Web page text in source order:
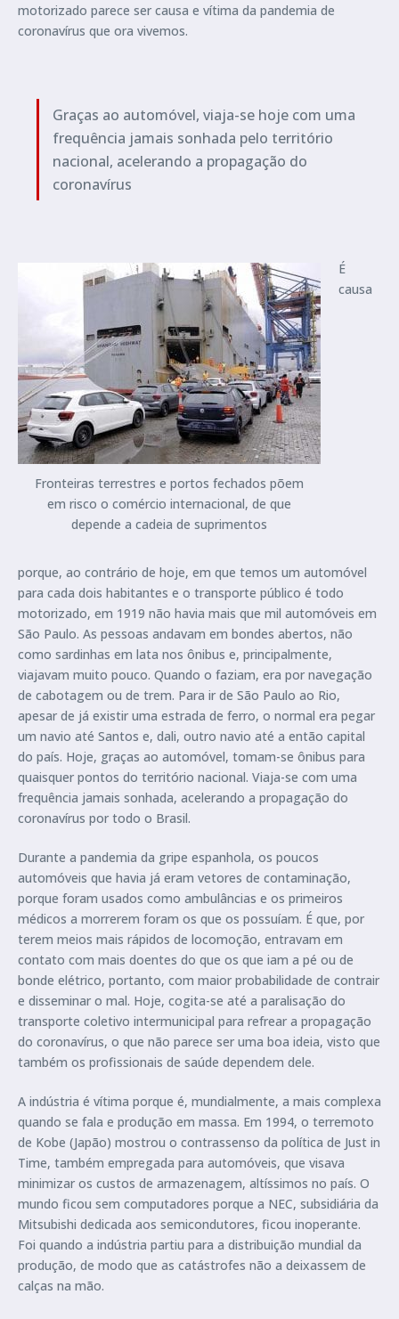
motorizado parece ser causa e vítima da pandemia de
coronavírus que ora vivemos.
Graças ao automóvel, viaja-se hoje com uma
frequência jamais sonhada pelo território
nacional, acelerando a propagação do
coronavírus
Fronteiras terrestres e portos fechados põem
em risco o comércio internacional, de que
depende a cadeia de suprimentos
É
causa
porque, ao contrário de hoje, em que temos um automóvel
para cada dois habitantes e o transporte público é todo
motorizado, em 1919 não havia mais que mil automóveis em
São Paulo. As pessoas andavam em bondes abertos, não
como sardinhas em lata nos ônibus e, principalmente,
viajavam muito pouco. Quando o faziam, era por navegação
de cabotagem ou de trem. Para ir de São Paulo ao Rio,
apesar de já existir uma estrada de ferro, o normal era pegar
um navio até Santos e, dali, outro navio até a então capital
do país. Hoje, graças ao automóvel, tomam-se ônibus para
quaisquer pontos do território nacional. Viaja-se com uma
frequência jamais sonhada, acelerando a propagação do
coronavírus por todo o Brasil.
Durante a pandemia da gripe espanhola, os poucos
automóveis que havia já eram vetores de contaminação,
porque foram usados como ambulâncias e os primeiros
médicos a morrerem foram os que os possuíam. É que, por
terem meios mais rápidos de locomoção, entravam em
contato com mais doentes do que os que iam a pé ou de
bonde elétrico, portanto, com maior probabilidade de contrair
e disseminar o mal. Hoje, cogita-se até a paralisação do
transporte coletivo intermunicipal para refrear a propagação
do coronavírus, o que não parece ser uma boa ideia, visto que
também os profissionais de saúde dependem dele.
A indústria é vítima porque é, mundialmente, a mais complexa
quando se fala e produção em massa. Em 1994, o terremoto
de Kobe (Japão) mostrou o contrassenso da política de Just in
Time, também empregada para automóveis, que visava
minimizar os custos de armazenagem, altíssimos no país. O
mundo ficou sem computadores porque a NEC, subsidiária da
Mitsubishi dedicada aos semicondutores, ficou inoperante.
Foi quando a indústria partiu para a distribuição mundial da
produção, de modo que as catástrofes não a deixassem de
calças na mão.